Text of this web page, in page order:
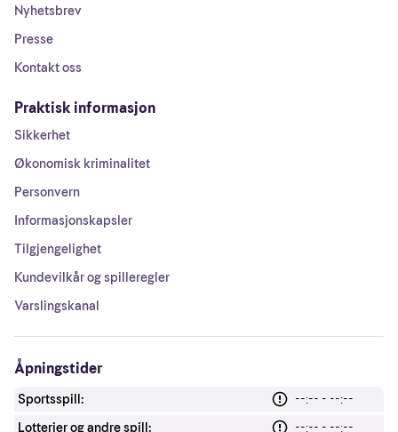
Nyhetsbrev
Presse
Kontakt oss
Praktisk informasjon
Sikkerhet
Økonomisk kriminalitet
Personvern
Informasjonskapsler
Tilgjengelighet
Kundevilkår og spilleregler
Varslingskanal
Åpningstider
Sportsspill:
--:-- - --:--
Lotterier og andre spill:
--:-- - --:--